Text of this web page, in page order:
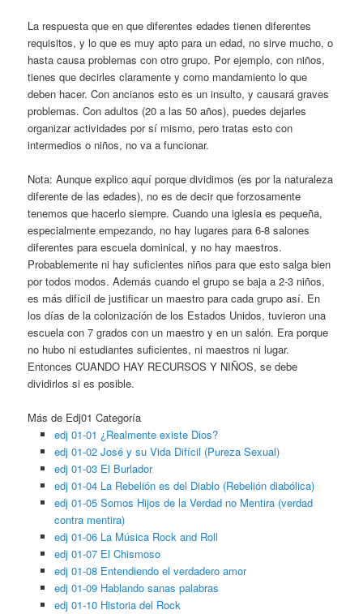
La respuesta que en que diferentes edades tienen diferentes
requisitos, y lo que es muy apto para un edad, no sirve mucho, o
hasta causa problemas con otro grupo. Por ejemplo, con niños,
tienes que decirles claramente y como mandamiento lo que
deben hacer. Con ancianos esto es un insulto, y causará graves
problemas. Con adultos (20 a las 50 años), puedes dejarles
organizar actividades por sí mismo, pero tratas esto con
intermedios o niños, no va a funcionar.
Nota: Aunque explico aquí porque dividimos (es por la naturaleza
diferente de las edades), no es de decir que forzosamente
tenemos que hacerlo siempre. Cuando una iglesia es pequeña,
especialmente empezando, no hay lugares para 6-8 salones
diferentes para escuela dominical, y no hay maestros.
Probablemente ni hay suficientes niños para que esto salga bien
por todos modos. Además cuando el grupo se baja a 2-3 niños,
es más difícil de justificar un maestro para cada grupo así. En
los días de la colonización de los Estados Unidos, tuvieron una
escuela con 7 grados con un maestro y en un salón. Era porque
no hubo ni estudiantes suficientes, ni maestros ni lugar.
Entonces CUANDO HAY RECURSOS Y NIÑOS, se debe
dividirlos si es posible.
Más de Edj01 Categoría
edj 01-01 ¿Realmente existe Dios?
edj 01-02 José y su Vida Difícil (Pureza Sexual)
edj 01-03 El Burlador
edj 01-04 La Rebelión es del Diablo (Rebelión diabólica)
edj 01-05 Somos Hijos de la Verdad no Mentira (verdad
contra mentira)
edj 01-06 La Música Rock and Roll
edj 01-07 El Chismoso
edj 01-08 Entendiendo el verdadero amor
edj 01-09 Hablando sanas palabras
edj 01-10 Historia del Rock